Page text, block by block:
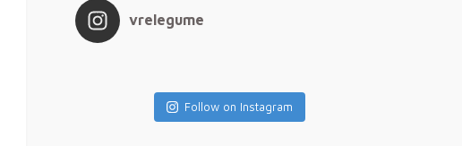
vrelegume
Follow on Instagram